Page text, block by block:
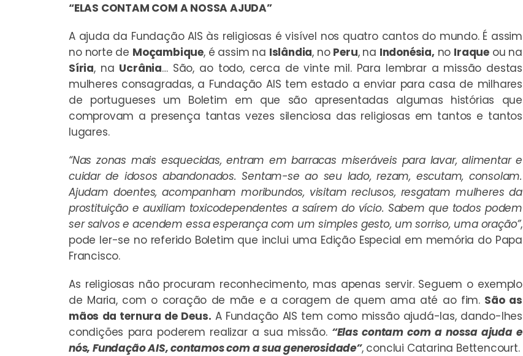
“ELAS CONTAM COM A NOSSA AJUDA”
A ajuda da Fundação AIS às religiosas é visível nos quatro cantos do mundo. É assim
no norte de Moçambique, é assim na Islândia, no Peru, na Indonésia, no Iraque ou na
Síria, na Ucrânia… São, ao todo, cerca de vinte mil. Para lembrar a missão destas
mulheres consagradas, a Fundação AIS tem estado a enviar para casa de milhares
de portugueses um Boletim em que são apresentadas algumas histórias que
comprovam a presença tantas vezes silenciosa das religiosas em tantos e tantos
lugares.
“Nas zonas mais esquecidas, entram em barracas miseráveis para lavar, alimentar e
cuidar de idosos abandonados. Sentam-se ao seu lado, rezam, escutam, consolam.
Ajudam doentes, acompanham moribundos, visitam reclusos, resgatam mulheres da
prostituição e auxiliam toxicodependentes a saírem do vício. Sabem que todos podem
ser salvos e acendem essa esperança com um simples gesto, um sorriso, uma oração”,
pode ler-se no referido Boletim que inclui uma Edição Especial em memória do Papa
Francisco.
As religiosas não procuram reconhecimento, mas apenas servir. Seguem o exemplo
de Maria, com o coração de mãe e a coragem de quem ama até ao fim. São as
mãos da ternura de Deus. A Fundação AIS tem como missão ajudá-las, dando-lhes
condições para poderem realizar a sua missão. “Elas contam com a nossa ajuda e
nós, Fundação AIS, contamos com a sua generosidade”, conclui Catarina Bettencourt.